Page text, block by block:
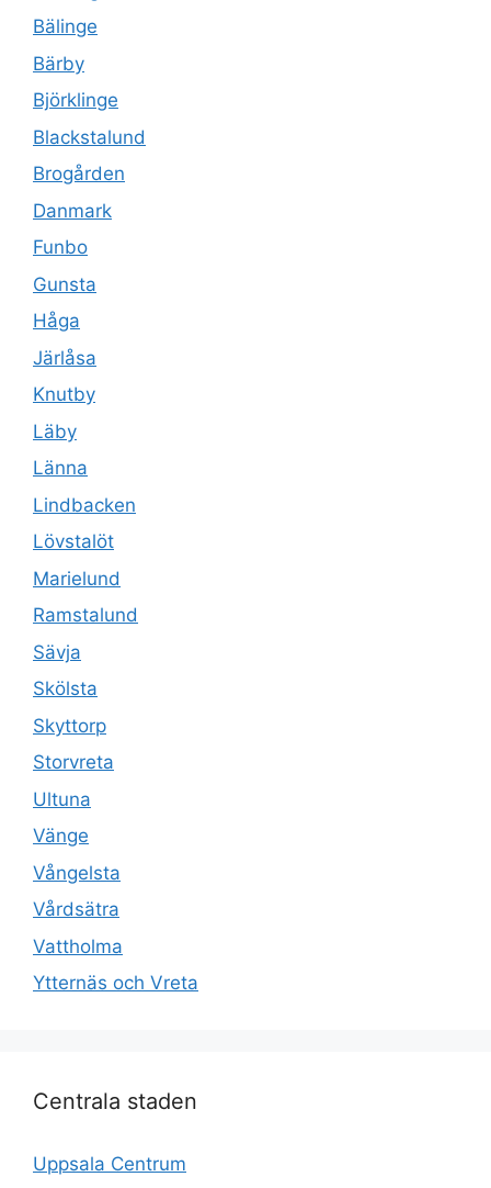
Bälinge
Bärby
Björklinge
Blackstalund
Brogården
Danmark
Funbo
Gunsta
Håga
Järlåsa
Knutby
Läby
Länna
Lindbacken
Lövstalöt
Marielund
Ramstalund
Sävja
Skölsta
Skyttorp
Storvreta
Ultuna
Vänge
Vångelsta
Vårdsätra
Vattholma
Ytternäs och Vreta
Centrala staden
Uppsala Centrum